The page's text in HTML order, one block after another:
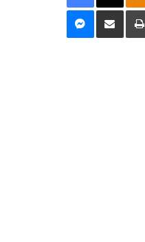
Messenger
Distribuie prin mail